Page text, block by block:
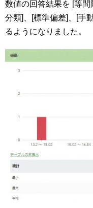
数値の回答結果を [等
分類]、[標準偏差]、[手
るようになりました。